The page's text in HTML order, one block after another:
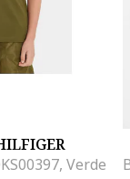
Verde